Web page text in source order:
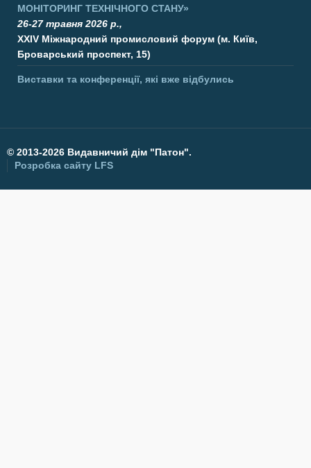
МОНІТОРИНГ ТЕХНІЧНОГО СТАНУ»
26-27 травня 2026 р.,
XXIV Міжнародний промисловий форум (м. Київ,
Броварський проспект, 15)
Виставки та конференції, які вже відбулись
© 2013-2026 Видавничий дім "Патон".
Розробка сайту LFS